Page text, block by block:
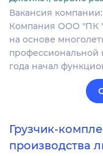
Вакансия
Компания ООО "ПК
на основе
профессиональной
года начал
Грузчик-
производства